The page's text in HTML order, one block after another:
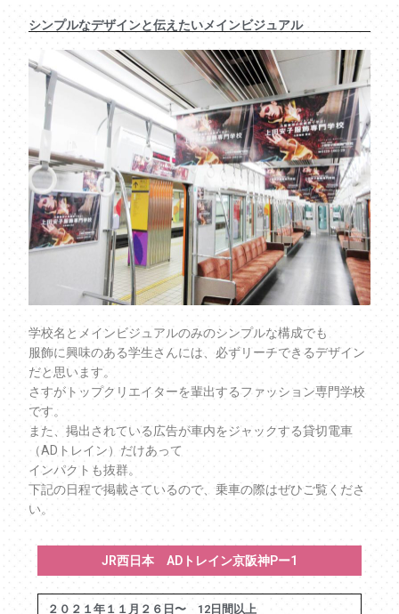
シンプルなデザインと伝えたいメインビジュアル
学校名とメインビジュアルのみのシンプルな構成でも
服飾に興味のある学生さんには、必ずリーチできるデザイン
だと思います。
さすがトップクリエイターを輩出するファッション専門学校
です。
また、掲出されている広告が車内をジャックする貸切電車
（ADトレイン）だけあって
インパクトも抜群。
下記の日程で掲載さているので、乗車の際はぜひご覧くださ
い。
JR西日本 ADトレイン京阪神Pー1
２０２１年１１月２６日〜 12日間以上